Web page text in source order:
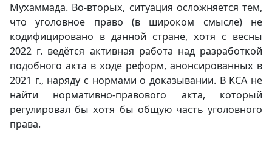
Мухаммада. Во-вторых, ситуация осложняется тем,
что уголовное право (в широком смысле) не
кодифицировано в данной стране, хотя с весны
2022 г. ведётся активная работа над разработкой
подобного акта в ходе реформ, анонсированных в
2021 г., наряду с нормами о доказывании. В КСА не
найти нормативно-правового акта, который
регулировал бы хотя бы общую часть уголовного
права.